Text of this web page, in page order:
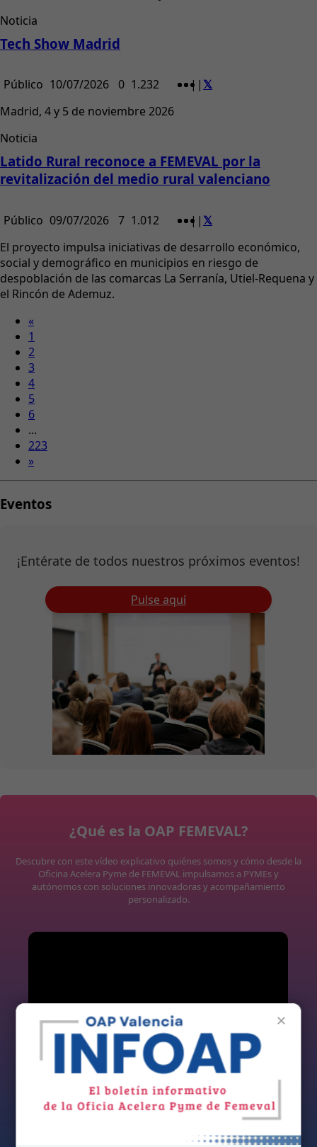
Noticia
Tech Show Madrid
Público 10/07/2026 0 1.232 | |
Madrid, 4 y 5 de noviembre 2026
Noticia
Latido Rural reconoce a FEMEVAL por la
revitalización del medio rural valenciano
Público 09/07/2026 7 1.012 | |
El proyecto impulsa iniciativas de desarrollo económico,
social y demográfico en municipios en riesgo de
despoblación de las comarcas La Serranía, Utiel-Requena y
el Rincón de Ademuz.
«
1
2
3
4
5
6
...
223
»
Eventos
¡Entérate de todos nuestros próximos eventos!
Pulse aquí
¿Qué es la OAP FEMEVAL?
Descubre con este vídeo explicativo quiénes somos y cómo desde la
Oficina Acelera Pyme de FEMEVAL impulsamos a PYMEs y
autónomos con soluciones innovadoras y acompañamiento
personalizado.
×